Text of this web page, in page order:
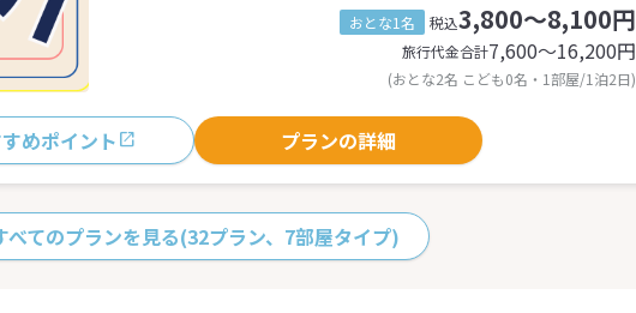
おとな1名 税込3,800～8,100円
旅行代金合計7,600〜16,200円
(おとな2名 こども0名・1部屋/1泊2日)
めポイント プランの詳細
べてのプランを見る(32プラン、7部屋タイプ)